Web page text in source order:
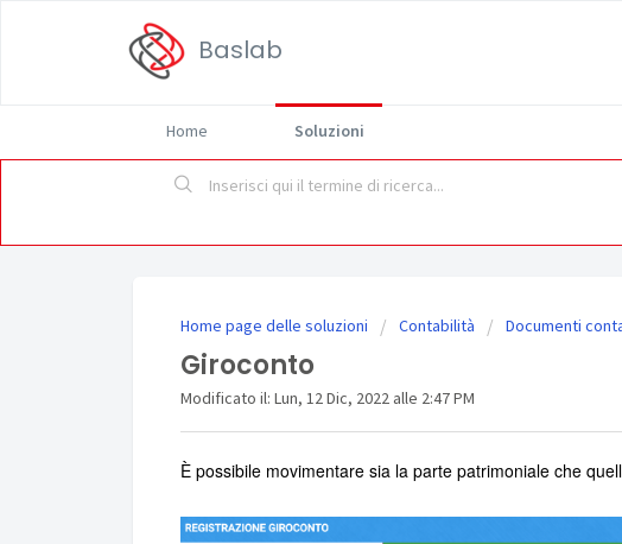
Baslab
Home Soluzioni
Home page delle soluzioni Contabilità Documenti
Giroconto
Modificato il: Lun, 12 Dic, 2022 alle 2:47 PM
È possibile movimentare sia la parte patrimoniale che